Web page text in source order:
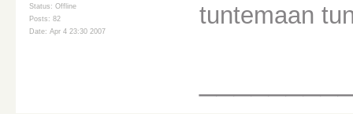
Status: Offline
Posts: 82
Date: Apr 4 23:30 2007
tuntemaan